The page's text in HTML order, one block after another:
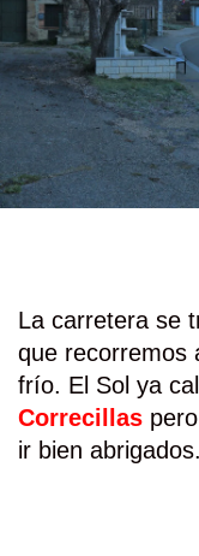
La carretera se
que recorremos
frío. El Sol ya
Correcillas
ir bien abrigados.